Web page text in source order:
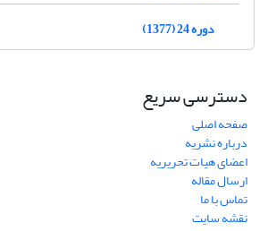
دوره 24 (1377)
دسترسی سریع
صفحه اصلی
درباره نشریه
اعضای هیات تحریریه
ارسال مقاله
تماس با ما
نقشه سایت